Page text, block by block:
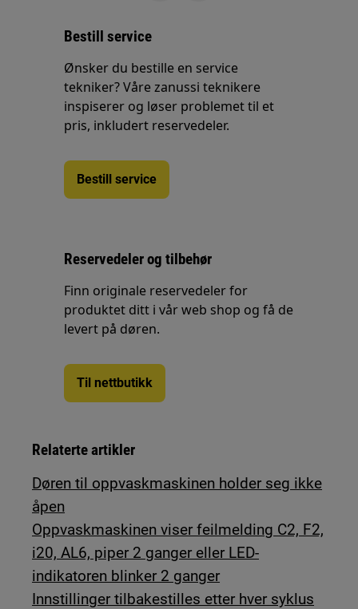
Bestill service
Ønsker du bestille en service
tekniker? Våre zanussi teknikere
inspiserer og løser problemet til et
pris, inkludert reservedeler.
Bestill service
Reservedeler og tilbehør
Finn originale reservedeler for
produktet ditt i vår web shop og få de
levert på døren.
Til nettbutikk
Relaterte artikler
Døren til oppvaskmaskinen holder seg ikke
åpen
Oppvaskmaskinen viser feilmelding C2, F2,
i20, AL6, piper 2 ganger eller LED-
indikatoren blinker 2 ganger
Innstillinger tilbakestilles etter hver syklus